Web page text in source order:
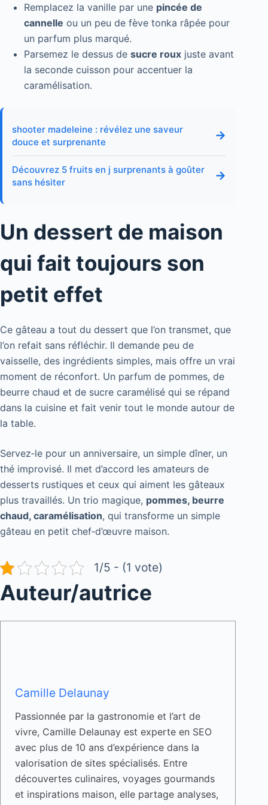
Remplacez la vanille par une pincée de
cannelle ou un peu de fève tonka râpée pour
un parfum plus marqué.
Parsemez le dessus de sucre roux juste avant
la seconde cuisson pour accentuer la
caramélisation.
shooter madeleine : révélez une saveur
douce et surprenante
→
Découvrez 5 fruits en j surprenants à goûter
sans hésiter
→
Un dessert de maison
qui fait toujours son
petit effet
Ce gâteau a tout du dessert que l’on transmet, que
l’on refait sans réfléchir. Il demande peu de
vaisselle, des ingrédients simples, mais offre un vrai
moment de réconfort. Un parfum de pommes, de
beurre chaud et de sucre caramélisé qui se répand
dans la cuisine et fait venir tout le monde autour de
la table.
Servez‑le pour un anniversaire, un simple dîner, un
thé improvisé. Il met d’accord les amateurs de
desserts rustiques et ceux qui aiment les gâteaux
plus travaillés. Un trio magique, pommes, beurre
chaud, caramélisation, qui transforme un simple
gâteau en petit chef‑d’œuvre maison.
1/5 - (1 vote)
Auteur/autrice
Camille Delaunay
Passionnée par la gastronomie et l’art de
vivre, Camille Delaunay est experte en SEO
avec plus de 10 ans d’expérience dans la
valorisation de sites spécialisés. Entre
découvertes culinaires, voyages gourmands
et inspirations maison, elle partage analyses,